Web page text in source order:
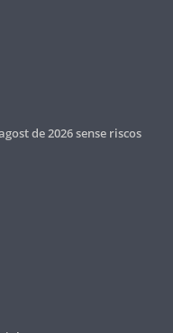
de 2026 sense riscos